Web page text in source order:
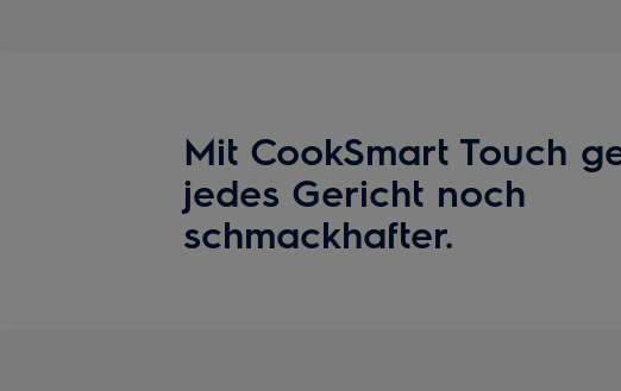
Mit CookSmart Touch
jedes Gericht noch
schmackhafter.